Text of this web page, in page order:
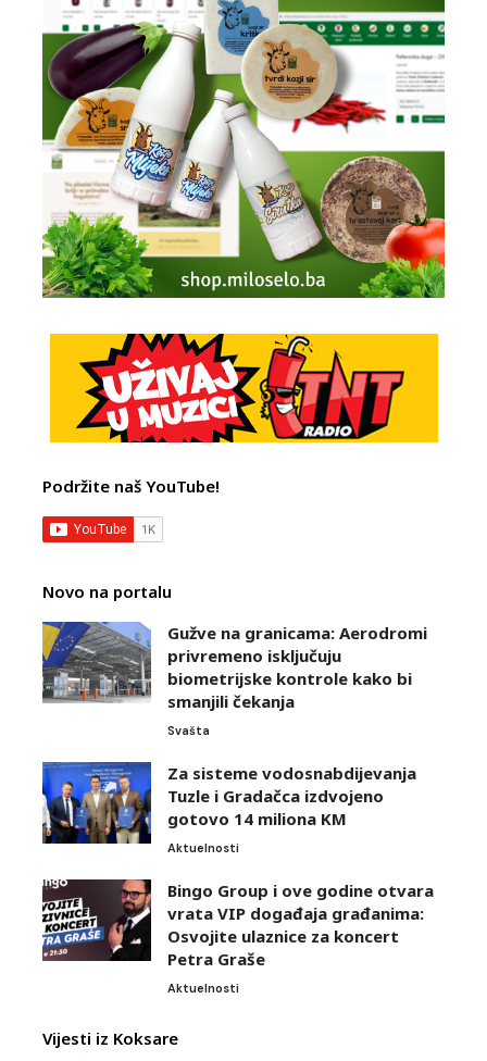
Podržite naš YouTube!
Novo na portalu
Gužve na granicama: Aerodromi
privremeno isključuju
biometrijske kontrole kako bi
smanjili čekanja
Svašta
Za sisteme vodosnabdijevanja
Tuzle i Gradačca izdvojeno
gotovo 14 miliona KM
Aktuelnosti
Bingo Group i ove godine otvara
vrata VIP događaja građanima:
Osvojite ulaznice za koncert
Petra Graše
Aktuelnosti
Vijesti iz Koksare